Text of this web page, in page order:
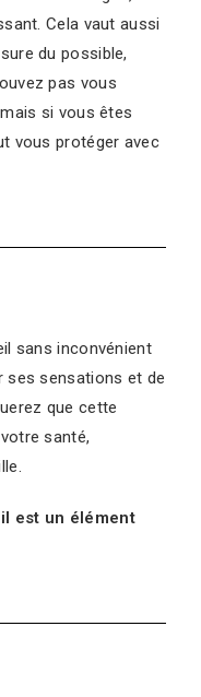
Cela vaut aussi
du possible,
pas vous
si vous êtes
vous protéger avec
sans inconvénient
ses sensations et de
que cette
santé,
est un élément